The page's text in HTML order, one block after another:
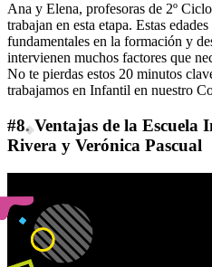
Ana y Elena, profesoras de 2º
trabajan en esta etapa. Estas
fundamentales en la formación y
intervienen muchos factores que
No te pierdas estos 20 minutos
trabajamos en Infantil en nuestro
#8. Ventajas de la Escuela
Rivera y Verónica Pascual